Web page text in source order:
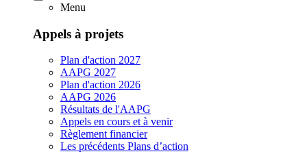
Menu
Appels à projets
Plan d'action 2027
AAPG 2027
Plan d'action 2026
AAPG 2026
Résultats de l'AAPG
Appels en cours et à venir
Règlement financier
Les précédents Plans d’action